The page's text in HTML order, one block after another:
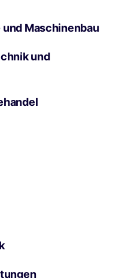
Maschinenbau
und